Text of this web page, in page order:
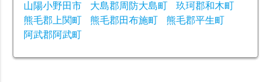
山陽小野田市
大島郡周防大島町
玖珂郡和木町
熊毛郡上関町
熊毛郡田布施町
熊毛郡平生町
阿武郡阿武町